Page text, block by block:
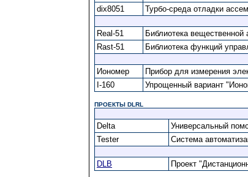
dix8051
Турбо-среда отладки
Real-51
Библиотека
Rast-51
Библиотека функций
Иономер
Прибор для измерения
I-160
Упрощенный вариант
ПРОЕКТЫ DLRL
Delta
Универсальный
Tester
Система
DLB Проект